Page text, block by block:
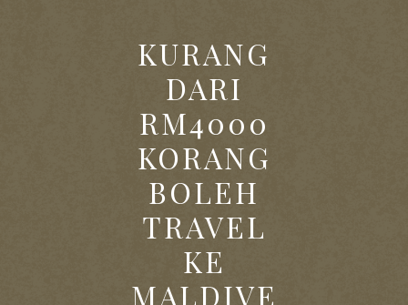
KURANG
DARI
RM4000
KORANG
BOLEH
TRAVEL
KE
MALDIVE